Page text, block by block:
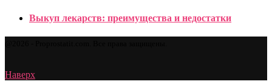
Выкуп лекарств: преимущества и недостатки
Наверх